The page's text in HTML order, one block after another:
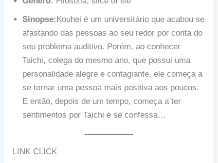
Sinopse:Kouhei é um universitário que acabou se
afastando das pessoas ao seu redor por conta do
seu problema auditivo. Porém, ao conhecer
Taichi, colega do mesmo ano, que possui uma
personalidade alegre e contagiante, ele começa a
se tornar uma pessoa mais positiva aos poucos.
E então, depois de um tempo, começa a ter
sentimentos por Taichi e se confessa…
LINK CLICK